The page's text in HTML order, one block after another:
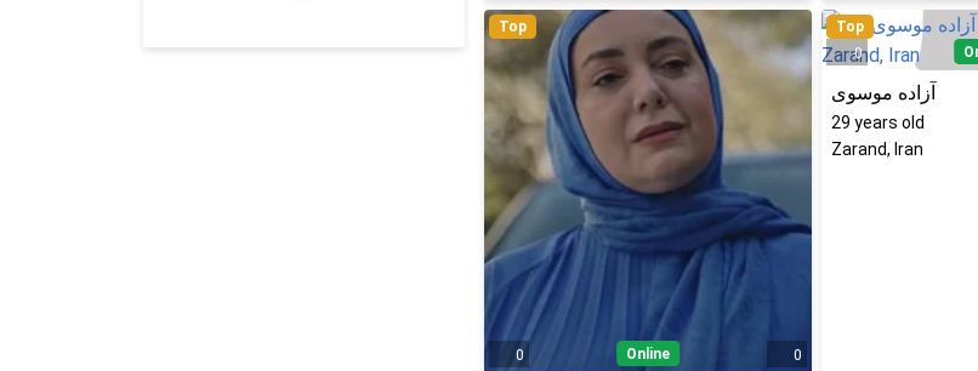
Top
0 Online 0
Top
0
آزاده موسوی
29 years old
Zarand, Iran